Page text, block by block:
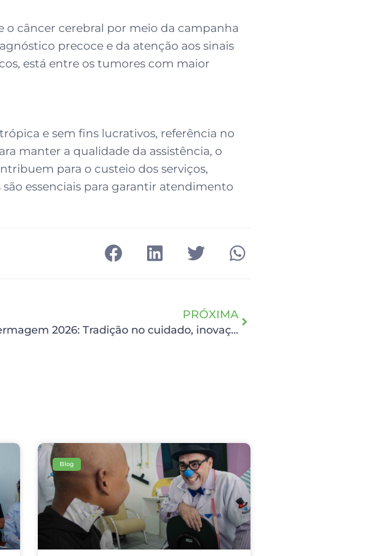
o câncer cerebral por meio da campanha
precoce e da atenção aos sinais
está entre os tumores com maior
e sem fins lucrativos, referência no
manter a qualidade da assistência, o
para o custeio dos serviços,
essenciais para garantir atendimento
PRÓXIMA
Semana da Enfermagem 2026: Tradição no cuidado, inovação no bem-estar
Blog